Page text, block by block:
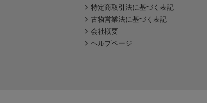
特定商取引法に基づく表記
古物営業法に基づく表記
会社概要
ヘルプページ